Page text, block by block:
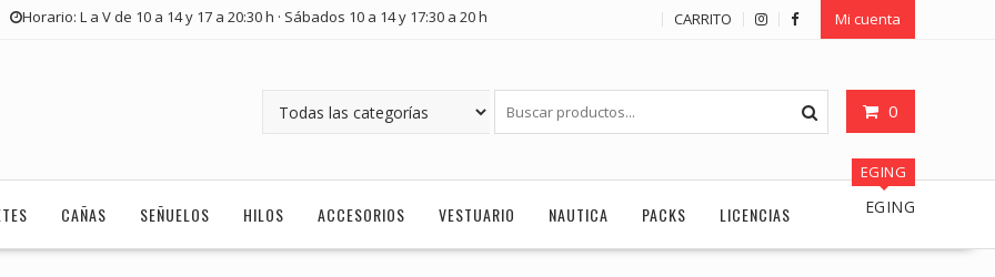
Horario: L a V de 10 a 14 y 17 a 20:30 h · Sábados 10 a 14 y 17:30 a 20 h CARRITO Mi cuenta
0
CAÑAS SEÑUELOS HILOS ACCESORIOS VESTUARIO NAUTICA PACKS LICENCIAS
EGING
EGING